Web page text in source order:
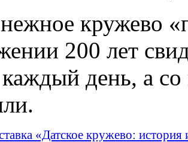
кружево
200 лет
день, а со